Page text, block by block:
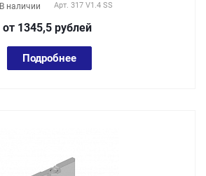
В наличии Арт. 317 V1.4 SS
от 1345,5 рублей
Подробнее